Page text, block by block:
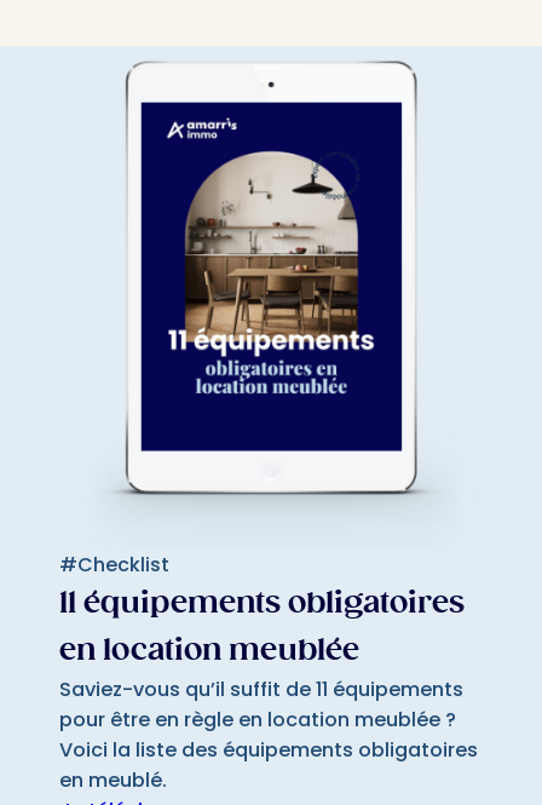
#Checklist
11 équipements obligatoires
en location meublée
Saviez-vous qu’il suffit de 11 équipements
pour être en règle en location meublée ?
Voici la liste des équipements obligatoires
en meublé.